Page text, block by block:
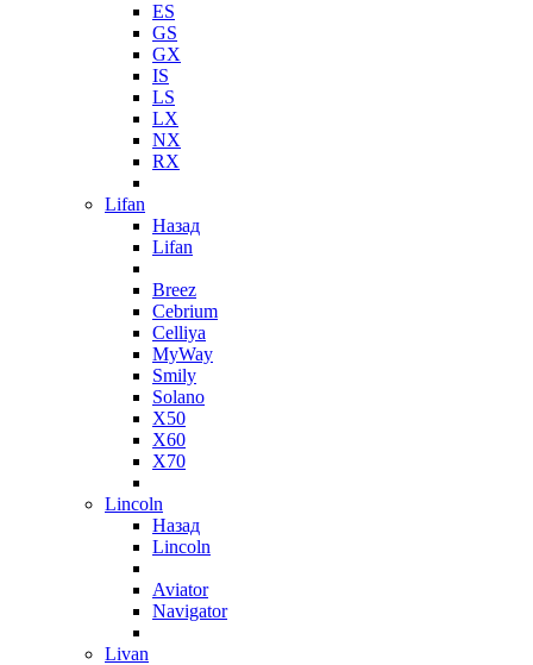
ES
GS
GX
IS
LS
LX
NX
RX
Lifan
Назад
Lifan
Breez
Cebrium
Celliya
MyWay
Smily
Solano
X50
X60
X70
Lincoln
Назад
Lincoln
Aviator
Navigator
Livan